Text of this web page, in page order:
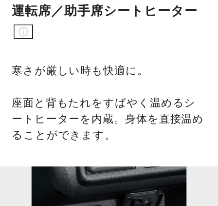
運転席／助手席シートヒーター
寒さが厳しい時も快適に。
座面と背もたれをすばやく温めるシ
ートヒーターを内蔵。身体を直接温め
ることができます。